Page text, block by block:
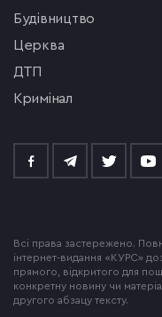
будівництво
церква
ДТП
кримінал
Всі права застережено.
інтернет-видання «КУРС»
прямого, відкритого для
конкретну новину чи
другого абзацу тексту.